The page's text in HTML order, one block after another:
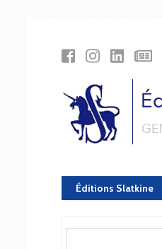
Éditions Slatkine